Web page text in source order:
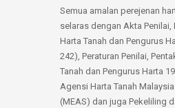
Semua amalan perejenan
selaras dengan Akta Penilai,
Harta Tanah dan Pengurus
242), Peraturan Penilai,
Tanah dan Pengurus Harta
Agensi Harta Tanah
(MEAS) dan juga Pekeliling